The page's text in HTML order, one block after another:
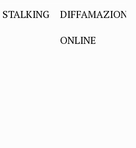
STALKING
DIFFAMAZIONE
ONLINE